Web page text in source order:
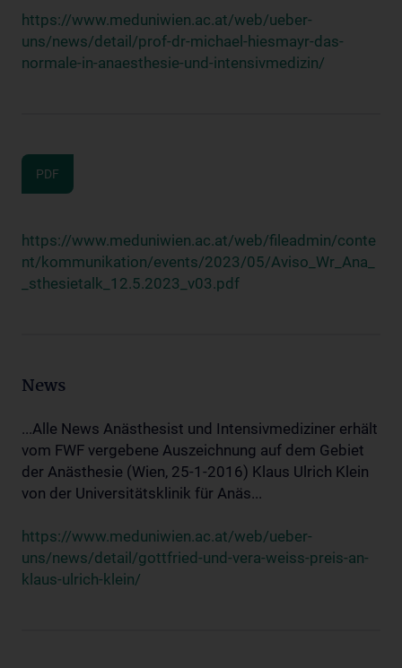
https://www.meduniwien.ac.at/web/ueber-
uns/news/detail/prof-dr-michael-hiesmayr-das-
normale-in-anaesthesie-und-intensivmedizin/
PDF
https://www.meduniwien.ac.at/web/fileadmin/conte
nt/kommunikation/events/2023/05/Aviso_Wr_Ana_
_sthesietalk_12.5.2023_v03.pdf
News
...Alle News Anästhesist und Intensivmediziner erhält
vom FWF vergebene Auszeichnung auf dem Gebiet
der Anästhesie (Wien, 25-1-2016) Klaus Ulrich Klein
von der Universitätsklinik für Anäs...
https://www.meduniwien.ac.at/web/ueber-
uns/news/detail/gottfried-und-vera-weiss-preis-an-
klaus-ulrich-klein/